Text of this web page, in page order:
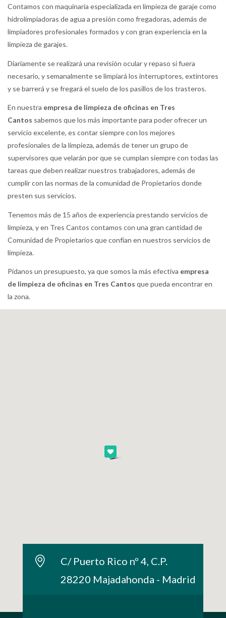
Contamos con maquinaria especializada en limpieza de garaje como
hidrolimpiadoras de agua a presión como fregadoras, además de
limpiadores profesionales formados y con gran experiencia en la
limpieza de garajes.
Diariamente se realizará una revisión ocular y repaso si fuera
necesario, y semanalmente se limpiará los interruptores, extintores
y se barrerá y se fregará el suelo de los pasillos de los trasteros.
En nuestra empresa de limpieza de oficinas en Tres
Cantos sabemos que los más importante para poder ofrecer un
servicio excelente, es contar siempre con los mejores
profesionales de la limpieza, además de tener un grupo de
supervisores que velarán por que se cumplan siempre con todas las
tareas que deben realizar nuestros trabajadores, además de
cumplir con las normas de la comunidad de Propietarios donde
presten sus servicios.
Tenemos más de 15 años de experiencia prestando servicios de
limpieza, y en Tres Cantos contamos con una gran cantidad de
Comunidad de Propietarios que confían en nuestros servicios de
limpieza.
Pídanos un presupuesto, ya que somos la más efectiva empresa
de limpieza de oficinas en Tres Cantos que pueda encontrar en
la zona.
C/ Puerto Rico nº 4, C.P.
28220 Majadahonda - Madrid